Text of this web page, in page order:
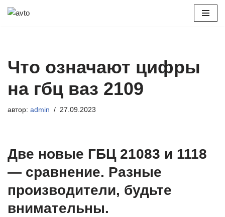
Что означают цифры
на гбц ваз 2109
автор: admin 27.09.2023
Две новые ГБЦ 21083 и 1118
— сравнение. Разные
производители, будьте
внимательны.